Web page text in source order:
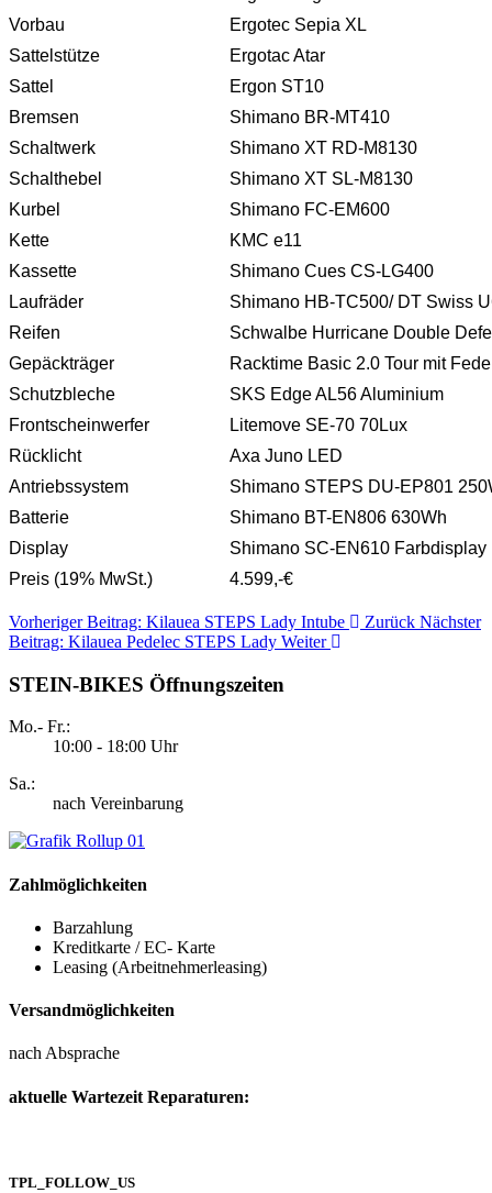
Vorbau
Ergotec Sepia XL
Sattelstütze
Ergotac Atar
Sattel
Ergon ST10
Bremsen
Shimano BR-MT410
Schaltwerk
Shimano XT RD-M8130
Schalthebel
Shimano XT SL-M8130
Kurbel
Shimano FC-EM600
Kette
KMC e11
Kassette
Shimano Cues CS-LG400
Laufräder
Shimano HB-TC500/ DT Swiss
Reifen
Schwalbe Hurricane Double
Gepäckträger
Racktime Basic 2.0 Tour mit
Schutzbleche
SKS Edge AL56 Aluminium
Frontscheinwerfer
Litemove SE-70 70Lux
Rücklicht
Axa Juno LED
Antriebssystem
Shimano STEPS DU-EP801
Batterie
Shimano BT-EN806 630Wh
Display
Shimano SC-EN610 Farbdisplay
Preis (19% MwSt.)
4.599,-€
Vorheriger Beitrag: Kilauea STEPS Lady Intube Zurück Nächster
Beitrag: Kilauea Pedelec STEPS Lady Weiter
STEIN-BIKES Öffnungszeiten
Mo.- Fr.:
10:00 - 18:00 Uhr
Sa.:
nach Vereinbarung
Zahlmöglichkeiten
Barzahlung
Kreditkarte / EC- Karte
Leasing (Arbeitnehmerleasing)
Versandmöglichkeiten
nach Absprache
aktuelle Wartezeit Reparaturen:
TPL_FOLLOW_US